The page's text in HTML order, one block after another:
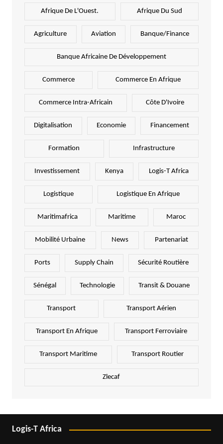
Afrique De L'Ouest. Afrique Du Sud
Agriculture Aviation Banque/Finance
Banque Africaine De Développement
Commerce Commerce En Afrique
Commerce Intra-Africain Côte D'Ivoire
Digitalisation Economie Financement
Formation Infrastructure
Investissement Kenya Logis-T Africa
Logistique Logistique En Afrique
Maritimafrica Maritime Maroc
Mobilité Urbaine News Partenariat
Ports Supply Chain Sécurité Routière
Sénégal Technologie Transit & Douane
Transport Transport Aérien
Transport En Afrique Transport Ferroviaire
Transport Maritime Transport Routier
Zlecaf
Logis-T Africa